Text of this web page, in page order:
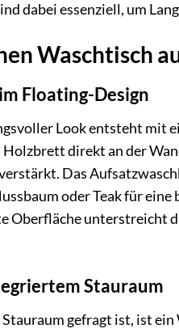
dabei essenziell, um
Waschtisch
Floating-Design
Look entsteht mit
direkt an der
Das
oder Teak für
Oberfläche unterstreicht
Stauraum
gefragt ist, ist